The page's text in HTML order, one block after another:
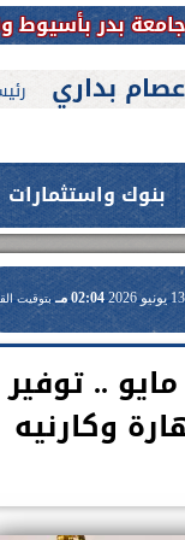
للتهنئة
عصام بداري
بنوك واستثمارات
02:04 مـ بتوقيت
.. توفير
قياس مهارة وكارنيه
بالتعاون مع هيئة